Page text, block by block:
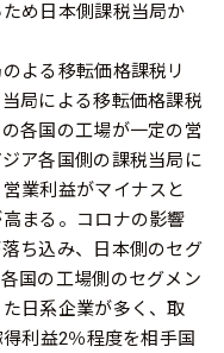
め日本側課税当局か
よる移転価格課税リ
局による移転価格課税
各国の工場が一定の営
ア各国側の課税当局に
業利益がマイナスと
まる。コロナの影響
ち込み、日本側のセグ
国の工場側のセグメン
日系企業が多く、取
利益2％程度を相手国